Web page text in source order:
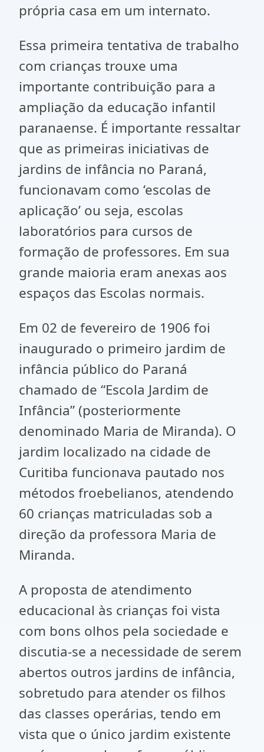
própria casa em um internato.
Essa primeira tentativa de trabalho
com crianças trouxe uma
importante contribuição para a
ampliação da educação infantil
paranaense. É importante ressaltar
que as primeiras iniciativas de
jardins de infância no Paraná,
funcionavam como ‘escolas de
aplicação’ ou seja, escolas
laboratórios para cursos de
formação de professores. Em sua
grande maioria eram anexas aos
espaços das Escolas normais.
Em 02 de fevereiro de 1906 foi
inaugurado o primeiro jardim de
infância público do Paraná
chamado de “Escola Jardim de
Infância” (posteriormente
denominado Maria de Miranda). O
jardim localizado na cidade de
Curitiba funcionava pautado nos
métodos froebelianos, atendendo
60 crianças matriculadas sob a
direção da professora Maria de
Miranda.
A proposta de atendimento
educacional às crianças foi vista
com bons olhos pela sociedade e
discutia-se a necessidade de serem
abertos outros jardins de infância,
sobretudo para atender os filhos
das classes operárias, tendo em
vista que o único jardim existente